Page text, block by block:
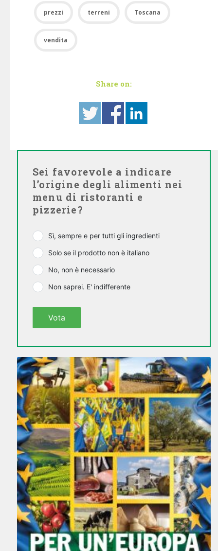
prezzi terreni Toscana
vendita
Share on:
Sei favorevole a indicare
l’origine degli alimenti nei
menu di ristoranti e
pizzerie?
Sì, sempre e per tutti gli ingredienti
Solo se il prodotto non è italiano
No, non è necessario
Non saprei. E' indifferente
Vota